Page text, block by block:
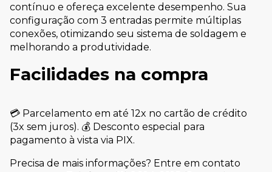
contínuo e ofereça excelente desempenho. Sua
configuração com 3 entradas permite múltiplas
conexões, otimizando seu sistema de soldagem e
melhorando a produtividade.
Facilidades na compra
💳 Parcelamento em até 12x no cartão de crédito
(3x sem juros). 💰 Desconto especial para
pagamento à vista via PIX.
Precisa de mais informações? Entre em contato